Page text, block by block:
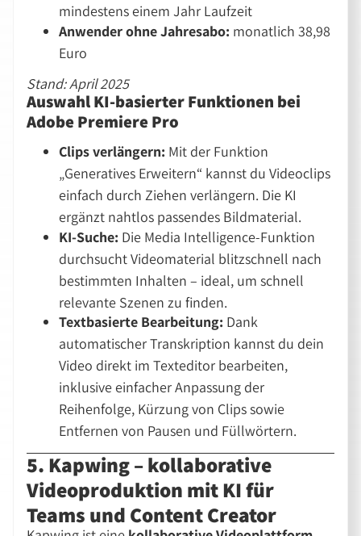
mindestens einem Jahr Laufzeit
Anwender ohne Jahresabo: monatlich 38,98
Euro
Stand: April 2025
Auswahl KI-basierter Funktionen bei
Adobe Premiere Pro
Clips verlängern: Mit der Funktion
Generatives Erweitern kannst du Videoclips
einfach durch Ziehen verlängern. Die KI
ergänzt nahtlos passendes Bildmaterial.
KI-Suche: Die Media Intelligence-Funktion
durchsucht Videomaterial blitzschnell nach
bestimmten Inhalten – ideal, um schnell
relevante Szenen zu finden.
Textbasierte Bearbeitung: Dank
automatischer Transkription kannst du dein
Video direkt im Texteditor bearbeiten,
inklusive einfacher Anpassung der
Reihenfolge, Kürzung von Clips sowie
Entfernen von Pausen und Füllwörtern.
5. Kapwing – kollaborative
Videoproduktion mit KI für
Teams und Content Creator